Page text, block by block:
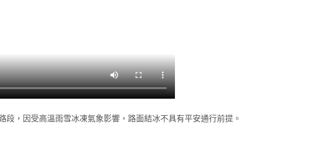
，因受高溫雨雪冰凍氣象影響，路面結冰不具有平安通行前提。